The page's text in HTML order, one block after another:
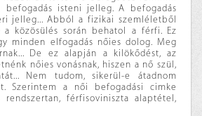
befogadás isteni jelleg. A befogadás
jelleg... Abból a fizikai szemléletből
a közösülés során behatol a férfi. Ez
minden elfogadás nőies dolog. Meg
De ez alapján a kilökődést, az
nőies vonásnak, hiszen a nő szül,
Nem tudom, sikerül-e átadnom
Szerintem a női befogadási cimke
rendszertan, férfisoviniszta alaptétel,